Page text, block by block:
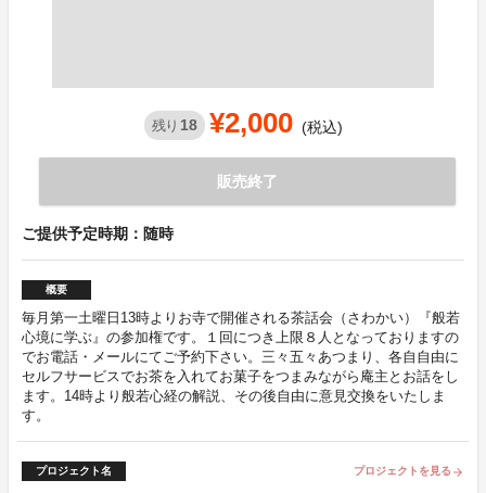
残り 18 ¥2,000 (税込)
販売終了
ご提供予定時期：随時
概要
毎月第一土曜日13時よりお寺で開催される茶話会（さわかい）『般若
心境に学ぶ』の参加権です。１回につき上限８人となっておりますの
でお電話・メールにてご予約下さい。三々五々あつまり、各自自由に
セルフサービスでお茶を入れてお菓子をつまみながら庵主とお話をし
ます。14時より般若心経の解説、その後自由に意見交換をいたしま
す。
プロジェクト名 プロジェクトを見る arrow_forward